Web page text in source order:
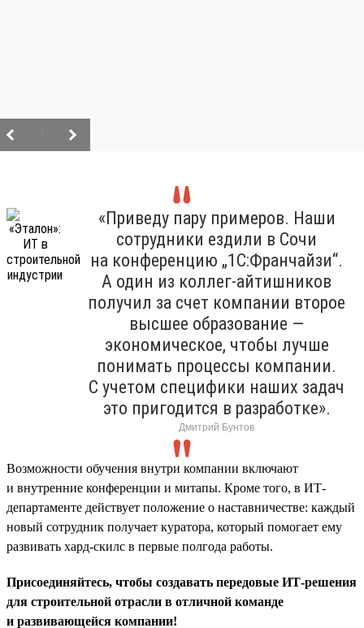
«Приведу пару примеров. Наши
сотрудники ездили в Сочи
на конференцию „1С:Франчайзи“.
А один из коллег-айтишников
получил за счет компании второе
высшее образование —
экономическое, чтобы лучше
понимать процессы компании.
С учетом специфики наших задач
это пригодится в разработке».
Дмитрий Бунтов
Возможности обучения внутри компании включают
и внутренние конференции и митапы. Кроме того, в ИТ-
департаменте действует положение о наставничестве: каждый
новый сотрудник получает куратора, который помогает ему
развивать хард-скилс в первые полгода работы.
Присоединяйтесь, чтобы создавать передовые ИТ-решения
для строительной отрасли в отличной команде
и развивающейся компании!